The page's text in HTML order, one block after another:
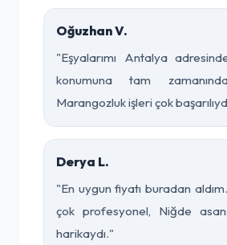
Oğuzhan V.
"Eşyalarımı Antalya
konumuna tam
Marangozluk işleri çok
Derya L.
"En uygun fiyatı buradan
çok profesyonel, Niğde
harikaydı."